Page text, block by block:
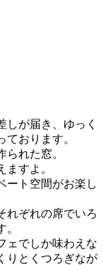
しが届き、ゆっく
おります。
れた窓。
すよ。
ート空間がお楽し
れぞれの席でいろ
ェでしか味わえな
りとくつろぎなが